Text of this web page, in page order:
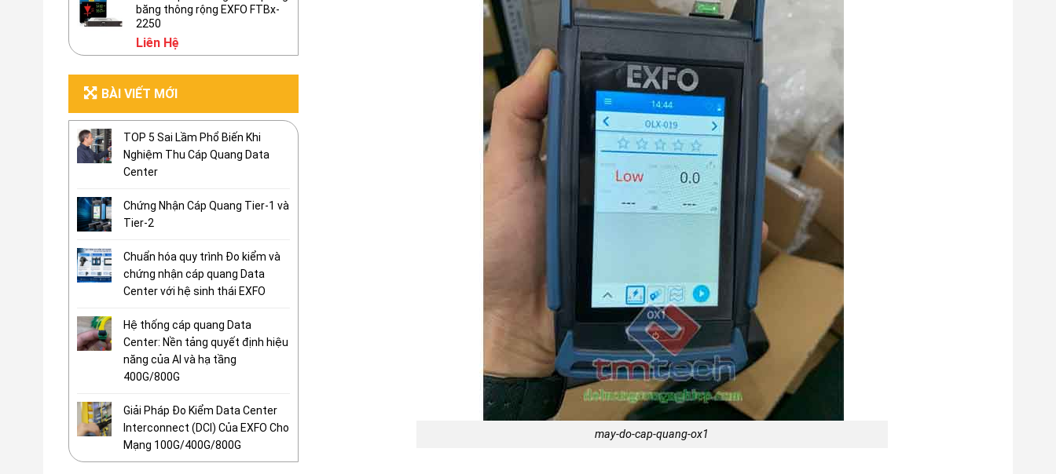
may-do-cap-quang-ox1
băng thông rộng EXFO FTBx-
2250
Liên Hệ
BÀI VIẾT MỚI
TOP 5 Sai Lầm Phổ Biến Khi
Nghiệm Thu Cáp Quang Data
Center
Chứng Nhận Cáp Quang Tier-1 và
Tier-2
Chuẩn hóa quy trình Đo kiểm và
chứng nhận cáp quang Data
Center với hệ sinh thái EXFO
Hệ thống cáp quang Data
Center: Nền tảng quyết định hiệu
năng của AI và hạ tầng
400G/800G
Giải Pháp Đo Kiểm Data Center
Interconnect (DCI) Của EXFO Cho
Mạng 100G/400G/800G